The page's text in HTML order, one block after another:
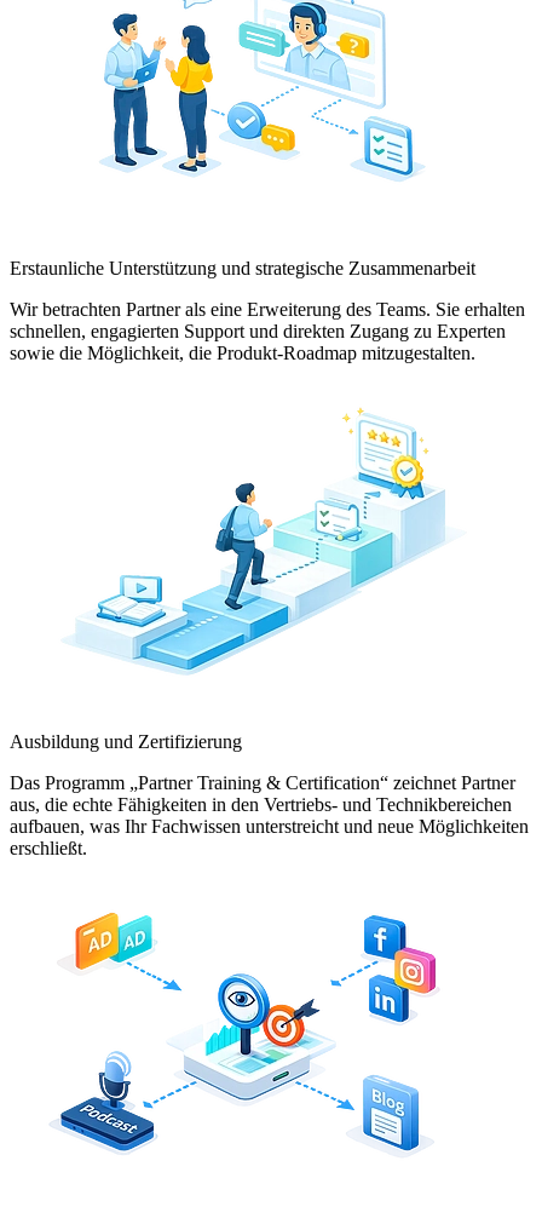
Erstaunliche Unterstützung und strategische Zusammenarbeit
Wir betrachten Partner als eine Erweiterung des Teams. Sie erhalten
schnellen, engagierten Support und direkten Zugang zu Experten
sowie die Möglichkeit, die Produkt-Roadmap mitzugestalten.
Ausbildung und Zertifizierung
Das Programm „Partner Training & Certification“ zeichnet Partner
aus, die echte Fähigkeiten in den Vertriebs- und Technikbereichen
aufbauen, was Ihr Fachwissen unterstreicht und neue Möglichkeiten
erschließt.